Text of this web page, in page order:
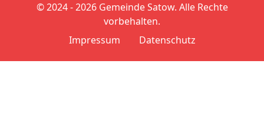
© 2024 - 2026Gemeinde Satow. Alle Rechte
vorbehalten.
Impressum
Datenschutz